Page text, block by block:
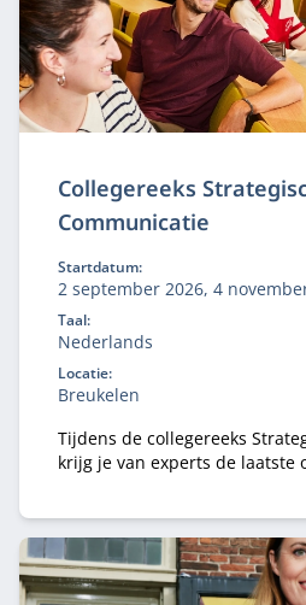
Collegereeks
Communicatie
Startdatum:
2 september 2026, 4
2027, 10 mei 2027
Taal:
Nederlands
Locatie:
Breukelen
Tijdens de collegereeks
krijg je van experts de laatste